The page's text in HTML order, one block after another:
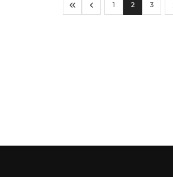
처음으로이전페이지
1 2 3